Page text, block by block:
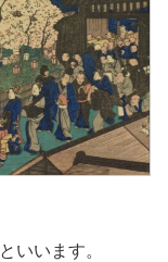
といいます。